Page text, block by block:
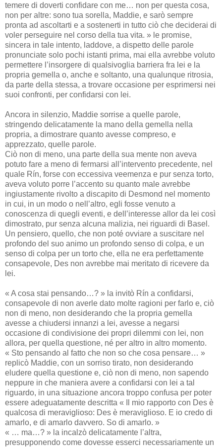
temere di doverti confidare con me… non per questa cosa,
non per altre: sono tua sorella, Maddie, e sarò sempre
pronta ad ascoltarti e a sostenerti in tutto ciò che deciderai di
voler perseguire nel corso della tua vita. » le promise,
sincera in tale intento, laddove, a dispetto delle parole
pronunciate solo pochi istanti prima, mai ella avrebbe voluto
permettere l’insorgere di qualsivoglia barriera fra lei e la
propria gemella o, anche e soltanto, una qualunque ritrosia,
da parte della stessa, a trovare occasione per esprimersi nei
suoi confronti, per confidarsi con lei.
Ancora in silenzio, Maddie sorrise a quelle parole,
stringendo delicatamente la mano della gemella nella
propria, a dimostrare quanto avesse compreso, e
apprezzato, quelle parole.
Ciò non di meno, una parte della sua mente non aveva
potuto fare a meno di fermarsi all’intervento precedente, nel
quale Rín, forse con eccessiva veemenza e pur senza torto,
aveva voluto porre l’accento su quanto male avrebbe
ingiustamente rivolto a discapito di Desmond nel momento
in cui, in un modo o nell’altro, egli fosse venuto a
conoscenza di quegli eventi, e dell’interesse allor da lei così
dimostrato, pur senza alcuna malizia, nei riguardi di Basel.
Un pensiero, quello, che non poté ovviare a suscitare nel
profondo del suo animo un profondo senso di colpa, e un
senso di colpa per un torto che, ella ne era perfettamente
consapevole, Des non avrebbe mai meritato di ricevere da
lei.
« A cosa stai pensando…? » la invitò Rín a confidarsi,
consapevole di non averle dato molte ragioni per farlo e, ciò
non di meno, non desiderando che la propria gemella
avesse a chiudersi innanzi a lei, avesse a negarsi
occasione di condivisione dei propri dilemmi con lei, non
allora, per quella questione, né per altro in altro momento.
« Sto pensando al fatto che non so che cosa pensare… »
replicò Maddie, con un sorriso tirato, non desiderando
eludere quella questione e, ciò non di meno, non sapendo
neppure in che maniera avere a confidarsi con lei a tal
riguardo, in una situazione ancora troppo confusa per poter
essere adeguatamente descritta « Il mio rapporto con Des è
qualcosa di meraviglioso: Des è meraviglioso. E io credo di
amarlo, e di amarlo davvero. So di amarlo. »
« … ma…? » la incalzò delicatamente l’altra,
presupponendo come dovesse esserci necessariamente un